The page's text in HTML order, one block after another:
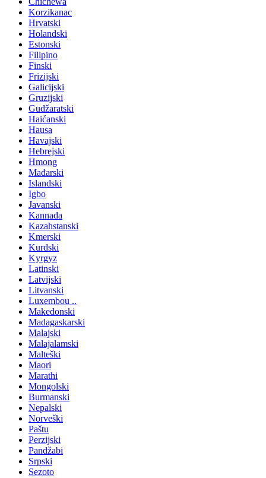
Korzikanac
Hrvatski
Holandski
Estonski
Filipino
Finski
Frizijski
Galicijski
Gruzijski
Gudžaratski
Haićanski
Hausa
Havajski
Hebrejski
Hmong
Mađarski
Islandski
Igbo
Javanski
Kannada
Kazahstanski
Kmerski
Kurdski
Kyrgyz
Latinski
Latvijski
Litvanski
Luxembou ..
Makedonski
Madagaskarski
Malajski
Malajalamski
Malteški
Maori
Marathi
Mongolski
Burmanski
Nepalski
Norveški
Paštu
Perzijski
Pandžabi
Srpski
Sezoto